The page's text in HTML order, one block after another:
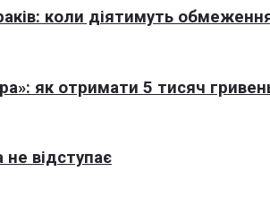
коли діятимуть
як отримати 5 тисяч
відступає